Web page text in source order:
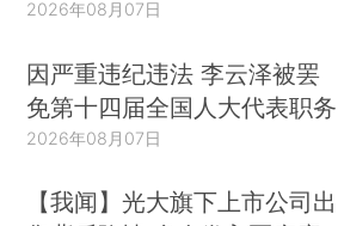
2026年08月07日
因严重违纪违法 李云泽被罢
免第十四届全国人大代表职务
2026年08月07日
【我闻】光大旗下上市公司出